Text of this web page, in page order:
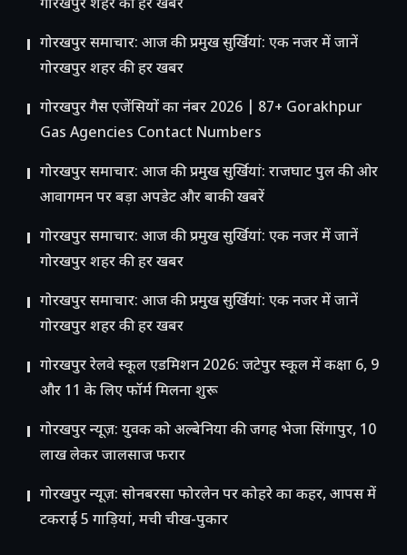
गोरखपुर शहर की हर खबर
गोरखपुर समाचार: आज की प्रमुख सुर्खियां: एक नजर में जानें
गोरखपुर शहर की हर खबर
गोरखपुर गैस एजेंसियों का नंबर 2026 | 87+ Gorakhpur
Gas Agencies Contact Numbers
गोरखपुर समाचार: आज की प्रमुख सुर्खियां: राजघाट पुल की ओर
आवागमन पर बड़ा अपडेट और बाकी खबरें
गोरखपुर समाचार: आज की प्रमुख सुर्खियां: एक नजर में जानें
गोरखपुर शहर की हर खबर
गोरखपुर समाचार: आज की प्रमुख सुर्खियां: एक नजर में जानें
गोरखपुर शहर की हर खबर
गोरखपुर रेलवे स्कूल एडमिशन 2026: जटेपुर स्कूल में कक्षा 6, 9
और 11 के लिए फॉर्म मिलना शुरू
गोरखपुर न्यूज़: युवक को अल्बेनिया की जगह भेजा सिंगापुर, 10
लाख लेकर जालसाज फरार
गोरखपुर न्यूज़: सोनबरसा फोरलेन पर कोहरे का कहर, आपस में
टकराईं 5 गाड़ियां, मची चीख-पुकार